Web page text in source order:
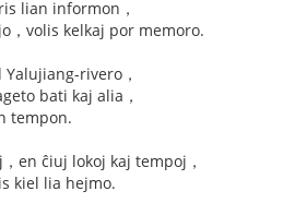
lian informon，
volis kelkaj por memoro.
rivero，
bati kaj alia，
tempon.
en ĉiuj lokoj kaj tempoj，
kiel lia hejmo.